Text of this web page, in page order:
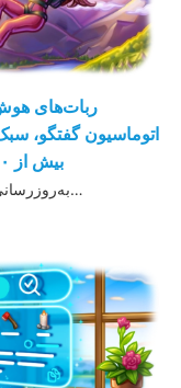
ربات‌های
اتوماسیون
بیش از ١۰۰ میلیون اموجی و استیکر و موارد بیشتر
به‌روزرسانی امروز یک انقلاب در ربات‌های هوش مصنوعی…